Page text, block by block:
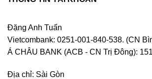
Đặng Anh Tuấn
Vietcombank: 0251-001-840-538. (CN
Á CHÂU BANK (ACB - CN Trị Đông):
Địa chỉ: Sài Gòn